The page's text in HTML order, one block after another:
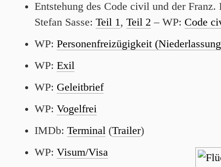
Entstehung des Code civil und der
Stefan Sasse: Teil 1, Teil 2 – WP: Code
WP: Personenfreizügigkeit
WP: Exil
WP: Geleitbrief
WP: Vogelfrei
IMDb: Terminal (Trailer)
WP: Visum/Visa